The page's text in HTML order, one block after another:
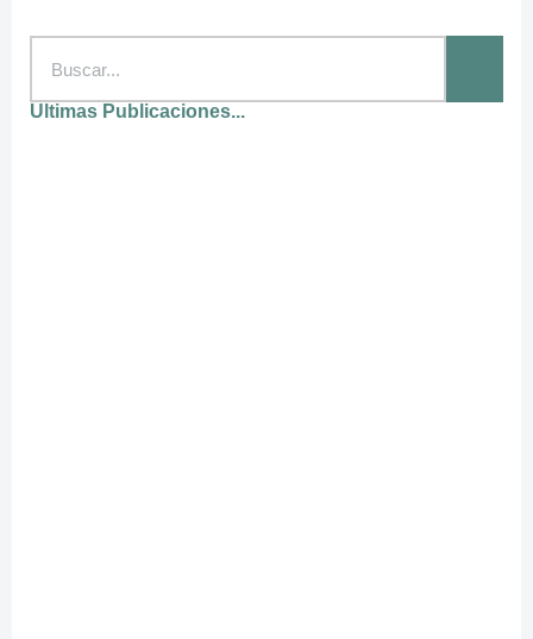
Ultimas Publicaciones...